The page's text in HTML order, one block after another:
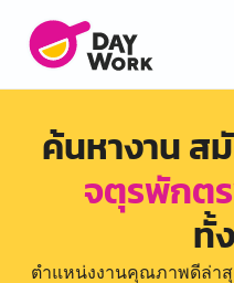
ค้นหางาน ส
จตุรพักต
ทั้
ตำแหน่งงานคุณภาพดีล่า